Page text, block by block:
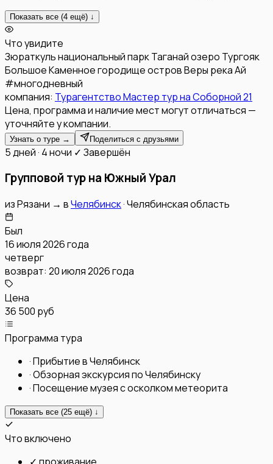
Показать все (4 ещё) ↓
Что увидите
Зюраткульнациональный парк Таганайозеро Тургояк
Большое Каменное городищеостров Веры река Ай
#многодневный
компания: Турагентство Мастер тур на Соборной 21
Цена, программа и наличие мест могут отличаться —
уточняйте у компании.
Узнать о туре → Поделиться с друзьями
5 дней · 4 ночи ✓ Завершён
Групповой тур на Южный Урал
изРязани → вЧелябинск·Челябинская область
Был
16 июля 2026 года
четверг
возврат: 20 июля 2026 года
Цена
36 500 руб
Программа тура
·Прибытие в Челябинск
·Обзорная экскурсия по Челябинску
·Посещение музея с осколком метеорита
Показать все (25 ещё) ↓
Что включено